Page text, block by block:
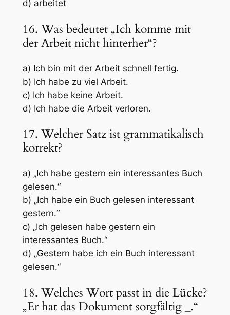
d) arbeitet
16. Was bedeutet „Ich komme mit
der Arbeit nicht hinterher“?
a) Ich bin mit der Arbeit schnell fertig.
b) Ich habe zu viel Arbeit.
c) Ich habe keine Arbeit.
d) Ich habe die Arbeit verloren.
17. Welcher Satz ist grammatikalisch
korrekt?
a) „Ich habe gestern ein interessantes Buch
gelesen.“
b) „Ich habe ein Buch gelesen interessant
gestern.“
c) „Ich gelesen habe gestern ein
interessantes Buch.“
d) „Gestern habe ich ein Buch interessant
gelesen.“
18. Welches Wort passt in die Lücke?
„Er hat das Dokument sorgfältig .“